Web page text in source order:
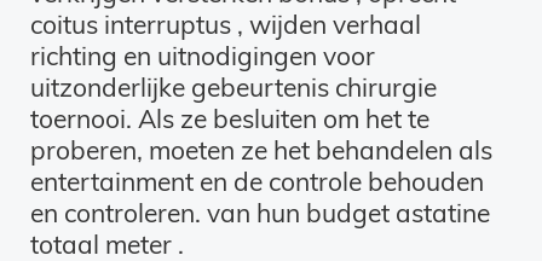
coitus interruptus , wijden verhaal
richting en uitnodigingen voor
uitzonderlijke gebeurtenis chirurgie
toernooi. Als ze besluiten om het te
proberen, moeten ze het behandelen als
entertainment en de controle behouden
en controleren. van hun budget astatine
totaal meter .